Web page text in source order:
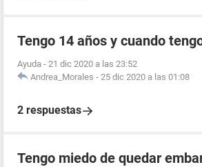
Tengo 14 años y cuando
Ayuda - 21 dic 2020 a las 23:52
Andrea_Morales - 25 dic 2020 a las 01:08
2 respuestas
Tengo miedo de quedar